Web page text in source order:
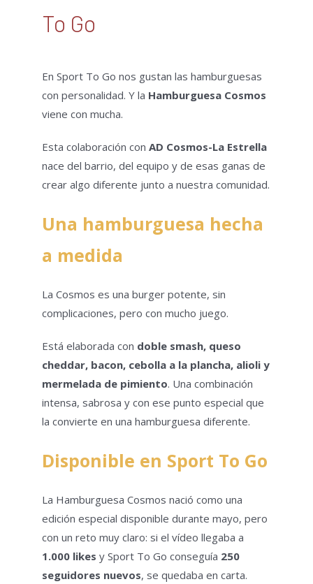
To Go
En Sport To Go nos gustan las hamburguesas
con personalidad. Y la Hamburguesa Cosmos
viene con mucha.
Esta colaboración con AD Cosmos-La Estrella
nace del barrio, del equipo y de esas ganas de
crear algo diferente junto a nuestra comunidad.
Una hamburguesa hecha
a medida
La Cosmos es una burger potente, sin
complicaciones, pero con mucho juego.
Está elaborada con doble smash, queso
cheddar, bacon, cebolla a la plancha, alioli y
mermelada de pimiento. Una combinación
intensa, sabrosa y con ese punto especial que
la convierte en una hamburguesa diferente.
Disponible en Sport To Go
La Hamburguesa Cosmos nació como una
edición especial disponible durante mayo, pero
con un reto muy claro: si el vídeo llegaba a
1.000 likes y Sport To Go conseguía 250
seguidores nuevos, se quedaba en carta.